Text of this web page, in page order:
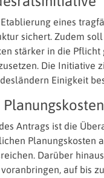
eines
sichert. Zudem
stärker in die
Die Initiative
Einigkeit
Antrags ist die
Planungskosten
Darüber
auf bis